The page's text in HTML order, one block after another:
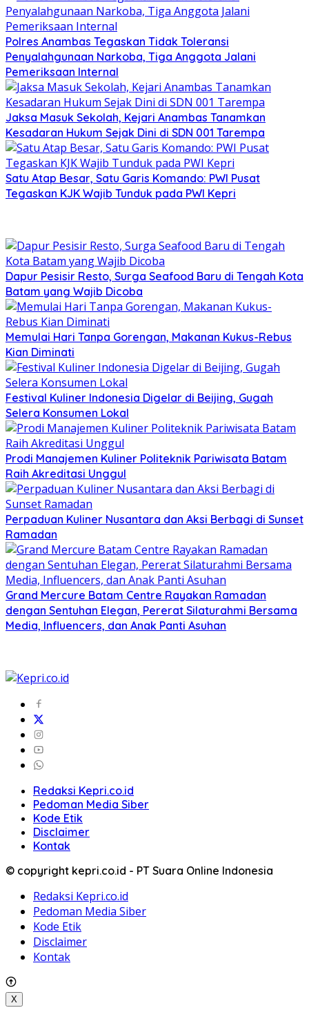
Polres Anambas Tegaskan Tidak Toleransi
Penyalahgunaan Narkoba, Tiga Anggota Jalani
Pemeriksaan Internal
Jaksa Masuk Sekolah, Kejari Anambas Tanamkan
Kesadaran Hukum Sejak Dini di SDN 001 Tarempa
Satu Atap Besar, Satu Garis Komando: PWI Pusat
Tegaskan KJK Wajib Tunduk pada PWI Kepri
Dapur Pesisir Resto, Surga Seafood Baru di Tengah Kota
Batam yang Wajib Dicoba
Memulai Hari Tanpa Gorengan, Makanan Kukus-Rebus
Kian Diminati
Festival Kuliner Indonesia Digelar di Beijing, Gugah
Selera Konsumen Lokal
Prodi Manajemen Kuliner Politeknik Pariwisata Batam
Raih Akreditasi Unggul
Perpaduan Kuliner Nusantara dan Aksi Berbagi di Sunset
Ramadan
Grand Mercure Batam Centre Rayakan Ramadan
dengan Sentuhan Elegan, Pererat Silaturahmi Bersama
Media, Influencers, dan Anak Panti Asuhan
Redaksi Kepri.co.id
Pedoman Media Siber
Kode Etik
Disclaimer
Kontak
© copyright kepri.co.id - PT Suara Online Indonesia
Redaksi Kepri.co.id
Pedoman Media Siber
Kode Etik
Disclaimer
Kontak
X